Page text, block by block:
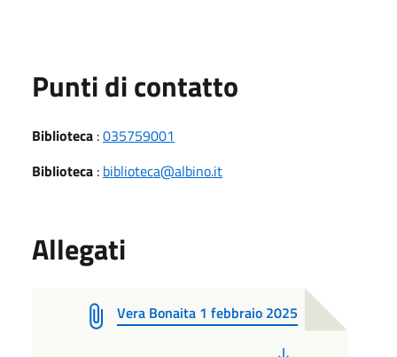
Punti di contatto
Biblioteca :035759001
Biblioteca : biblioteca@albino.it
Allegati
Vera Bonaita 1 febbraio 2025